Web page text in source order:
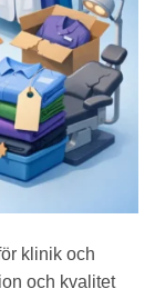
klinik och
och kvalitet